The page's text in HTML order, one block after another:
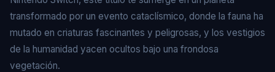
transformado por un evento cataclísmico, donde la fauna ha
mutado en criaturas fascinantes y peligrosas, y los vestigios
de la humanidad yacen ocultos bajo una frondosa
vegetación.